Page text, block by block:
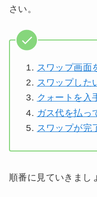
さい。
スワップ画面
スワップした
クォートを入
ガス代を払っ
スワップが完
順番に見ていきまし